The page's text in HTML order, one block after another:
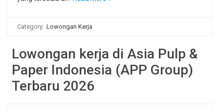
Category: Lowongan Kerja
Lowongan kerja di Asia Pulp &
Paper Indonesia (APP Group)
Terbaru 2026